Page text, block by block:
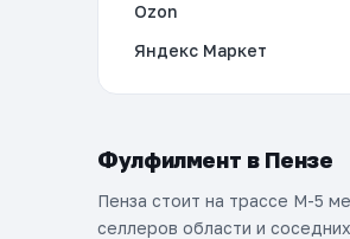
Ozon
Яндекс Маркет
Фулфилмент в Пензе
Пенза стоит на трассе М-5
селлеров области и